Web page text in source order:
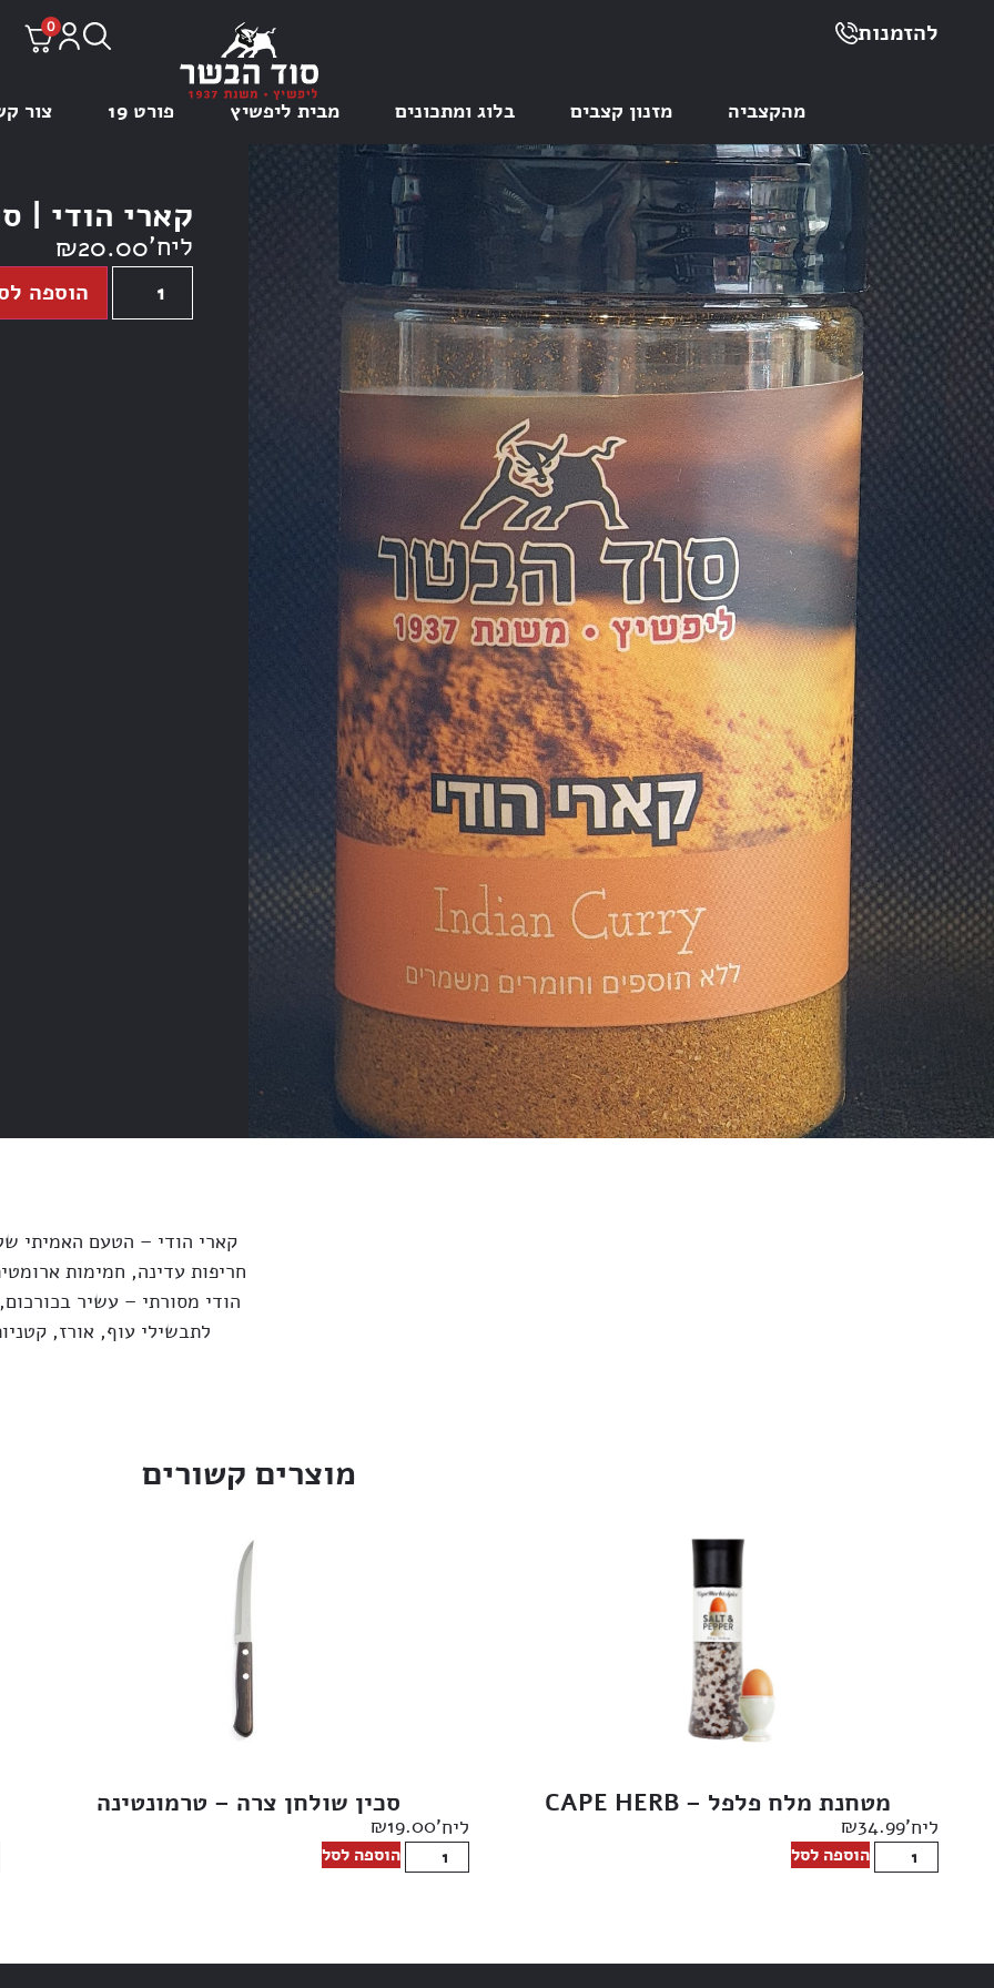
להזמנות 0
מהקצביה מזנון קצבים בלוג ומתכונים מבית ליפשיץ פורט 19 צור
קארי הודי |
ליח' ₪20.00
הוספה
קארי הודי – הטעם האמיתי
חריפות עדינה, חמימות
הודי מסורתי – עשיר
לתבשילי עוף, אורז,
מוצרים קשורים
מטחנת מלח פלפל – CAPE HERB
ליח' ₪34.99
הוספה לסל
סכין שולחן צרה – טרמונטינה
ליח' ₪19.00
הוספה לסל